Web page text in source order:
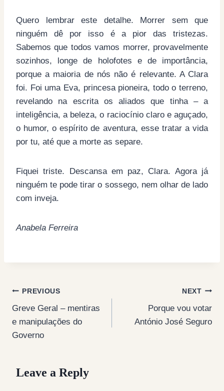
Quero lembrar este detalhe. Morrer sem que
ninguém dê por isso é a pior das tristezas.
Sabemos que todos vamos morrer, provavelmente
sozinhos, longe de holofotes e de importância,
porque a maioria de nós não é relevante. A Clara
foi. Foi uma Eva, princesa pioneira, todo o terreno,
revelando na escrita os aliados que tinha – a
inteligência, a beleza, o raciocínio claro e aguçado,
o humor, o espírito de aventura, esse tratar a vida
por tu, até que a morte as separe.
Fiquei triste. Descansa em paz, Clara. Agora já
ninguém te pode tirar o sossego, nem olhar de lado
com inveja.
Anabela Ferreira
Post
navigation
PREVIOUS
Greve Geral – mentiras
e manipulações do
Governo
NEXT
Porque vou votar
António José Seguro
Leave a Reply